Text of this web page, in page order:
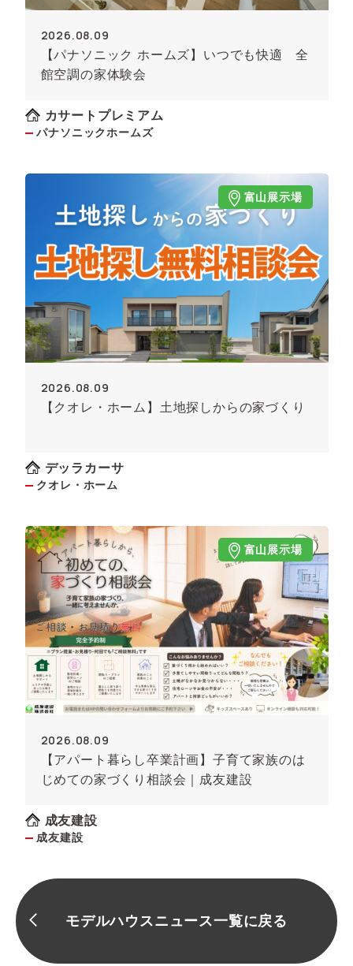
2026.08.09
【パナソニック ホームズ】いつでも快適 全
館空調の家体験会
カサートプレミアム
パナソニックホームズ
富山展示場
2026.08.09
【クオレ・ホーム】土地探しからの家づくり
デッラカーサ
クオレ・ホーム
富山展示場
2026.08.09
【アパート暮らし卒業計画】子育て家族のは
じめての家づくり相談会｜成友建設
成友建設
成友建設
モデルハウスニュース一覧に戻る